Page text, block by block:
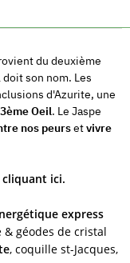
du deuxième
son nom. Les
d'Azurite, une
Oeil. Le Jaspe
nos peursetvivre
cliquant ici.
express
& géodes de cristal
, coquille st-Jacques,